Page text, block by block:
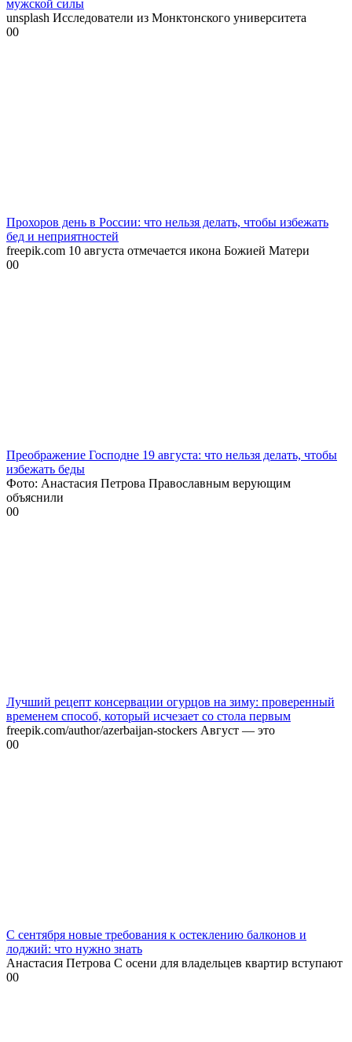
мужской силы
unsplash Исследователи из Монктонского университета
00
Прохоров день в России: что нельзя делать, чтобы избежать
бед и неприятностей
freepik.com 10 августа отмечается икона Божией Матери
00
Преображение Господне 19 августа: что нельзя делать, чтобы
избежать беды
Фото: Анастасия Петрова Православным верующим
объяснили
00
Лучший рецепт консервации огурцов на зиму: проверенный
временем способ, который исчезает со стола первым
freepik.com/author/azerbaijan-stockers Август — это
00
С сентября новые требования к остеклению балконов и
лоджий: что нужно знать
Анастасия Петрова С осени для владельцев квартир вступают
00